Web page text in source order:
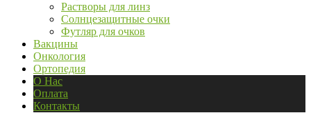
Растворы для линз
Солнцезащитные очки
Футляр для очков
Вакцины
Онкология
Ортопедия
О Нас
Оплата
Контакты